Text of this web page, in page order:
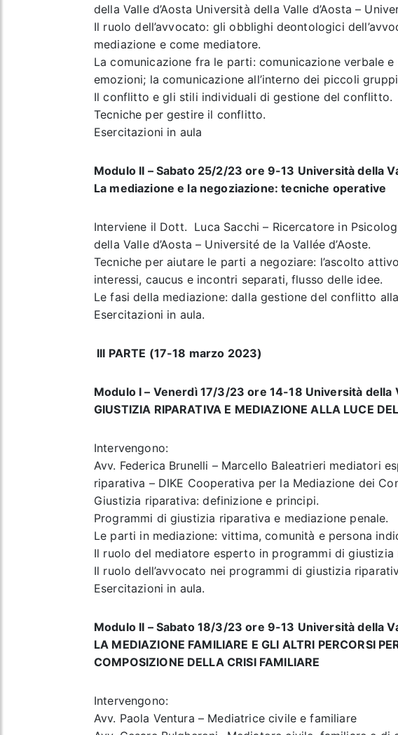
della Valle d’Aosta Università della Valle d’Aosta –
Il ruolo dell’avvocato: gli obblighi deontologici
mediazione e come mediatore.
La comunicazione fra le parti: comunicazione verbale
emozioni; la comunicazione all’interno dei piccoli
Il conflitto e gli stili individuali di gestione del conflitto.
Tecniche per gestire il conflitto.
Esercitazioni in aula
Modulo II – Sabato 25/2/23 ore 9-13 Università della
La mediazione e la negoziazione: tecniche operative
Interviene il Dott. Luca Sacchi – Ricercatore in
della Valle d’Aosta – Université de la Vallée d’Aoste.
Tecniche per aiutare le parti a negoziare: l’ascolto
interessi, caucus e incontri separati, flusso delle idee.
Le fasi della mediazione: dalla gestione del conflitto
Esercitazioni in aula.
III PARTE (17-18 marzo 2023)
Modulo I – Venerdì 17/3/23 ore 14-18 Università della
GIUSTIZIA RIPARATIVA E MEDIAZIONE ALLA LUCE
Intervengono:
Avv. Federica Brunelli – Marcello Baleatrieri mediatori
riparativa – DIKE Cooperativa per la Mediazione dei
Giustizia riparativa: definizione e principi.
Programmi di giustizia riparativa e mediazione penale.
Le parti in mediazione: vittima, comunità e persona
Il ruolo del mediatore esperto in programmi di giustizia
Il ruolo dell’avvocato nei programmi di giustizia
Esercitazioni in aula.
Modulo II – Sabato 18/3/23 ore 9-13 Università della
LA MEDIAZIONE FAMILIARE E GLI ALTRI PERCORSI
COMPOSIZIONE DELLA CRISI FAMILIARE
Intervengono:
Avv. Paola Ventura – Mediatrice civile e familiare